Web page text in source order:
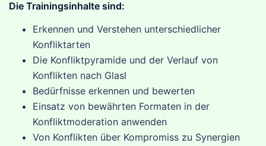
Die Trainingsinhalte sind:
Erkennen und Verstehen unterschiedlicher
Konfliktarten
Die Konfliktpyramide und der Verlauf von
Konflikten nach Glasl
Bedürfnisse erkennen und bewerten
Einsatz von bewährten Formaten in der
Konfliktmoderation anwenden
Von Konflikten über Kompromiss zu Synergien